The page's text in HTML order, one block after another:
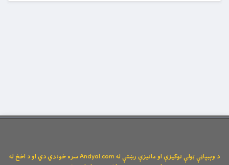
د وېبپاڼې ټولې توکیزې او مانیزې رښتې له Andyal.com سره خوندي دي او د اخځ له